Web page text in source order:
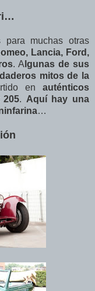
para muchas otras
Lancia, Ford,
. A lgunas de sus
mitos de la
en auténticos
205. Aquí hay una
…